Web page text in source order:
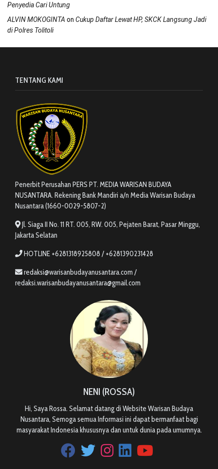
Penyedia Cari Untung
ALVIN MOKOGINTA on Cukup Daftar Lewat HP, SKCK Langsung Jadi
di Polres Tolitoli
TENTANG KAMI
Penerbit Perusahan PERS PT. MEDIA WARISAN BUDAYA
NUSANTARA. Rekening Bank Mandiri a/n Media Warisan Budaya
Nusantara (1660-0029-5807-2)
Jl. Siaga II No. 11 RT. 005, RW. 005, Pejaten Barat, Pasar Minggu,
Jakarta Selatan
HOTLINE +6281318925808 / +6281390231428
redaksi@warisanbudayanusantara.com /
redaksi.warisanbudayanusantara@gmail.com
NENI (ROSSA)
Hi, Saya Rossa. Selamat datang di Website Warisan Budaya
Nusantara, Semoga semua Informasi ini dapat bermanfaat bagi
masyarakat Indonesia khususnya dan untuk dunia pada umumnya.